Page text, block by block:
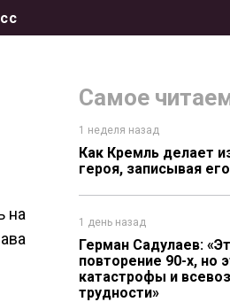
Самое
1 неделя назад
Как Кремль делает
героя, записывая
1 день назад
Герман Садулаев:
повторение 90-х, но
катастрофы и
трудности»
на